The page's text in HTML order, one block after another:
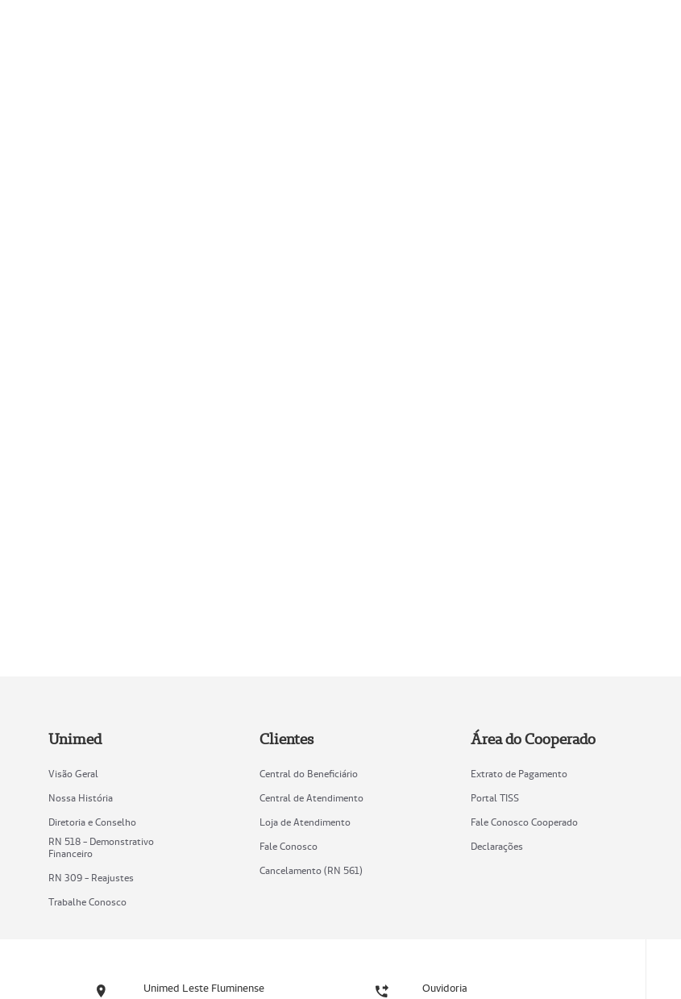
Unimed
Visão Geral
Nossa História
Diretoria e Conselho
RN 518 - Demonstrativo
Financeiro
RN 309 - Reajustes
Trabalhe Conosco
Clientes
Central do Beneficiário
Central de Atendimento
Loja de Atendimento
Fale Conosco
Cancelamento (RN 561)
Área do Cooperado
Extrato de Pagamento
Portal TISS
Fale Conosco Cooperado
Declarações
Unimed Leste Fluminense Ouvidoria